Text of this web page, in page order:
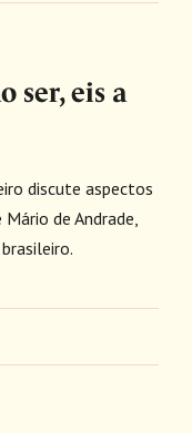
ser, eis a
discute aspectos
de Andrade,